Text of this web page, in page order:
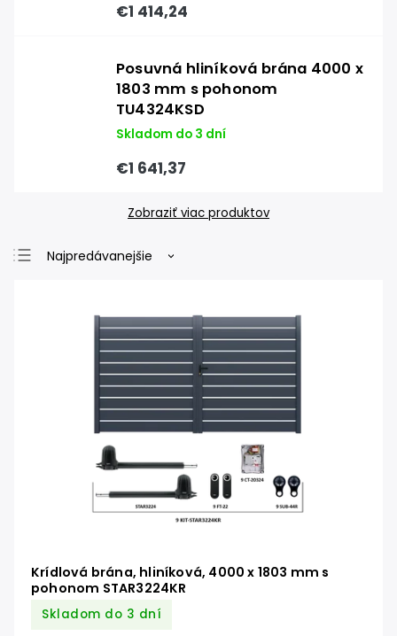
€1 414,24
Posuvná hliníková brána 4000 x
1803 mm s pohonom
TU4324KSD
Skladom do 3 dní
€1 641,37
Zobraziť viac produktov
Najpredávanejšie
Najdrahšie
Abecedne
Krídlová brána, hliníková, 4000 x 1803 mm s
pohonom STAR3224KR
Skladom do 3 dní